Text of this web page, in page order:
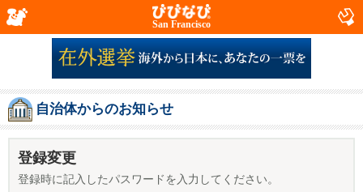
San Francisco
自治体からのお知らせ
登録変更
登録時に記入したパスワードを入力してください。